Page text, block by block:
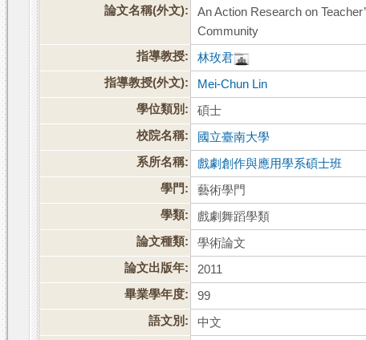
論文名稱(外文):
An Action Research on
Community
指導教授:
林玫君
指導教授(外文):
Mei-Chun Lin
學位類別:
碩士
校院名稱:
國立臺南大學
系所名稱:
戲劇創作與應用學系碩士班
學門:
藝術學門
學類:
戲劇舞蹈學類
論文種類:
學術論文
論文出版年:
2011
畢業學年度:
99
語文別:
中文